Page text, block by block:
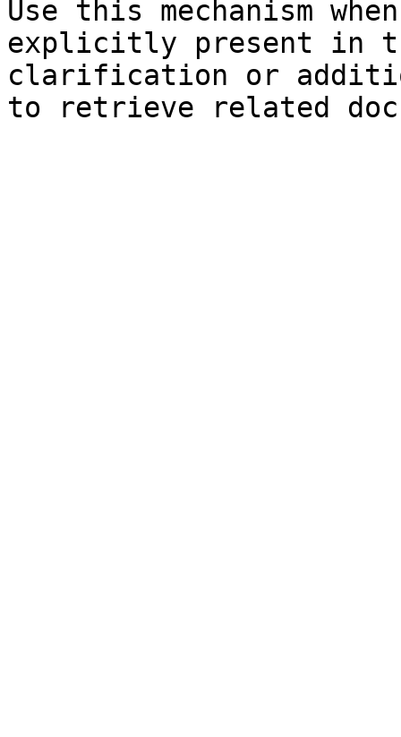
Use this mechanism
explicitly present in
clarification or